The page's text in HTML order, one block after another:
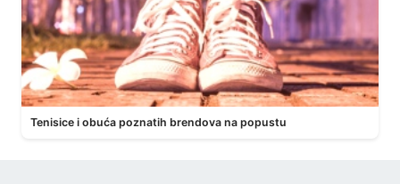
Tenisice i obuća poznatih brendova na popustu